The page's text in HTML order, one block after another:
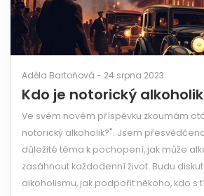
Adéla Bartoňová - 24 srpna 2023
Kdo je notorický
Ve svém novém příspěvku zkoumám
notorický alkoholik?". Jsem
důležité téma k pochopení, jak může
zasáhnout každodenní život. Budu
alkoholismu, jak podpořit někoho, kdo